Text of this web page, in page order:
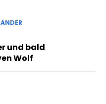
und bald
Wolf